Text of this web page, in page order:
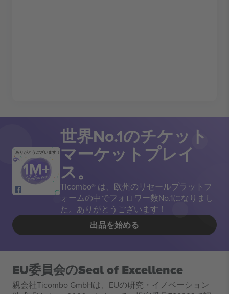
ありがとうございます！
世界No.1のチケット
マーケットプレイ
ス。
Ticombo® は、欧州のリセールプラットフ
ォームの中でフォロワー数No.1になりまし
た。ありがとうございます！
出品を始める
EU委員会のSeal of Excellence
親会社Ticombo GmbHは、EUの研究・イノベーション